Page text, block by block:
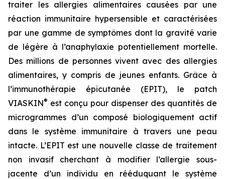
traiter les allergies alimentaires causées par une
réaction immunitaire hypersensible et caractérisées
par une gamme de symptômes dont la gravité varie
de légère à l’anaphylaxie potentiellement mortelle.
Des millions de personnes vivent avec des allergies
alimentaires, y compris de jeunes enfants. Grâce à
l’immunothérapie épicutanée (EPIT), le patch
VIASKIN® est conçu pour dispenser des quantités de
microgrammes d’un composé biologiquement actif
dans le système immunitaire à travers une peau
intacte. L’EPIT est une nouvelle classe de traitement
non invasif cherchant à modifier l’allergie sous-
jacente d’un individu en rééduquant le système